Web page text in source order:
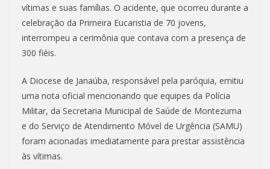
vítimas e suas famílias. O acidente, que ocorreu durante a
celebração da Primeira Eucaristia de 70 jovens,
interrompeu a cerimônia que contava com a presença de
300 fiéis.
A Diocese de Janaúba, responsável pela paróquia, emitiu
uma nota oficial mencionando que equipes da Polícia
Militar, da Secretaria Municipal de Saúde de Montezuma
e do Serviço de Atendimento Móvel de Urgência (SAMU)
foram acionadas imediatamente para prestar assistência
às vítimas.